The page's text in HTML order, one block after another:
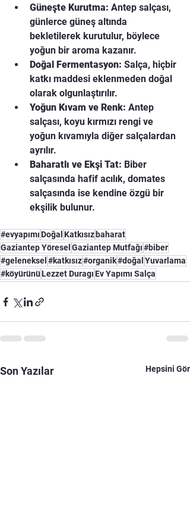
Güneşte Kurutma: Antep salçası,
günlerce güneş altında
bekletilerek kurutulur, böylece
yoğun bir aroma kazanır.
Doğal Fermentasyon: Salça, hiçbir
katkı maddesi eklenmeden doğal
olarak olgunlaştırılır.
Yoğun Kıvam ve Renk: Antep
salçası, koyu kırmızı rengi ve
yoğun kıvamıyla diğer salçalardan
ayrılır.
Baharatlı ve Ekşi Tat: Biber
salçasında hafif acılık, domates
salçasında ise kendine özgü bir
ekşilik bulunur.
#evyapımıDoğal Katkısız baharat
Gaziantep Yöresel Gaziantep Mutfağı#biber
#geleneksel #katkısız#organik#doğal Yuvarlama
#köyürünüLezzet DuragıEv Yapımı Salça
Son Yazılar Hepsini Gör